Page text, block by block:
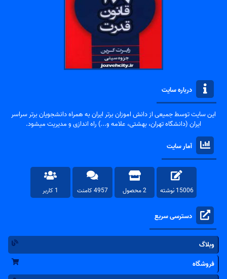
درباره سایت
این سایت توسط جمیعی از دانش اموزان برتر ایران به همراه دانشجویان برتر سراسر
ایران (دانشگاه تهران، بهشتی، علامه و...) راه اندازی و مدیریت میشود.
آمار سایت
15006 نوشته 2 محصول 4957 کامنت 1 کاربر
دسترسی سریع
وبلاگ
فروشگاه